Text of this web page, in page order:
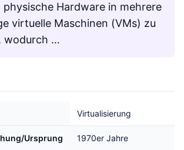
Hardware in mehrere
virtuelle Maschinen (VMs) zu
wodurch …
Virtualisierung
Ursprung 1970er Jahre